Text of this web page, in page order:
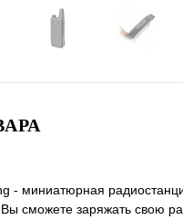
- миниатюрная
сможете заряжать свою